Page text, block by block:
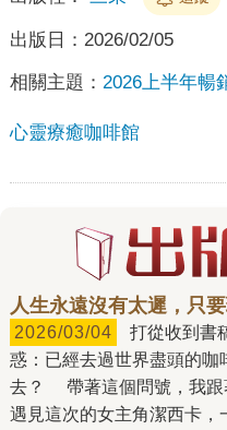
出版日： 2026/02/05
相關主題： 2026上半年暢
心靈療癒咖啡館
人生永遠沒有太遲，只
2026/03/04
惑：已經去過世界盡頭的咖
去？ 帶著這個問號，我跟著約翰一起上路，前往夏威夷，
遇見這次的女主角潔西卡，